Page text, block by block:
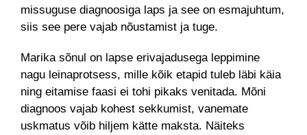
missuguse diagnoosiga laps ja see on esmajuhtum,
siis see pere vajab nõustamist ja tuge.
Marika sõnul on lapse erivajadusega leppimine
nagu leinaprotsess, mille kõik etapid tuleb läbi käia
ning eitamise faasi ei tohi pikaks venitada. Mõni
diagnoos vajab kohest sekkumist, vanemate
uskmatus võib hiljem kätte maksta. Näiteks